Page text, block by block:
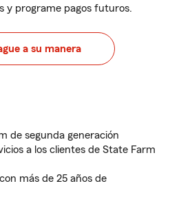
y programe pagos futuros.
a su manera
de segunda generación
a los clientes de State Farm
más de 25 años de